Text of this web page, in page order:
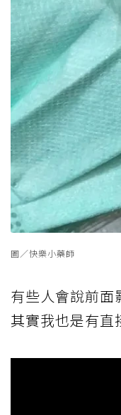
圖／快樂小藥師
有些人會說前面
其實我也是有直